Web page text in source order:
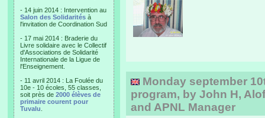
- 14 juin 2014 : Intervention au
Salon des Solidarités à
l'invitation de Coordination Sud
- 17 mai 2014 : Braderie du
Livre solidaire avec le Collectif
d'Associations de Solidarité
Internationale de la Ligue de
l'Enseignement.
- 11 avril 2014 : La Foulée du
10e - 10 écoles, 55 classes,
soit près de 2000 élèves de
primaire courent pour
Tuvalu
Monday september
program, by John H,
and APNL Manager